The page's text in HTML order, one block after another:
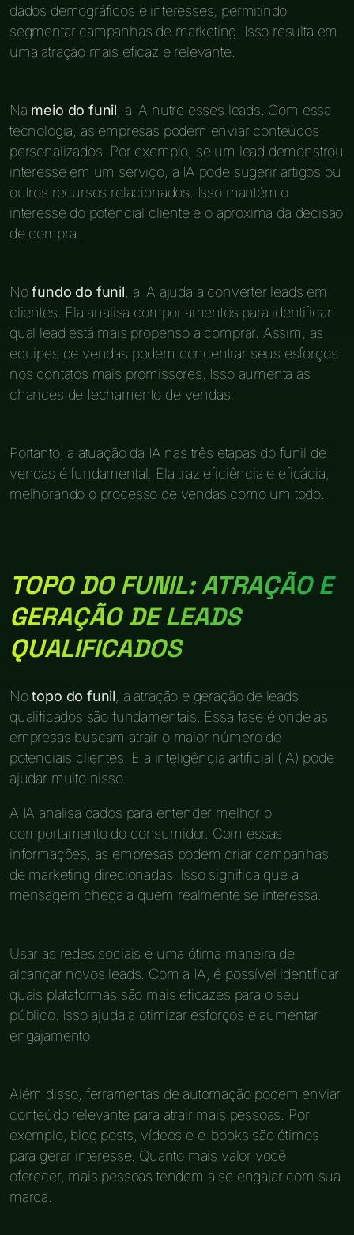
dados demográficos e interesses, permitindo
segmentar campanhas de marketing. Isso resulta em
uma atração mais eficaz e relevante.
Na meio do funil , a IA nutre esses leads. Com essa
tecnologia, as empresas podem enviar conteúdos
personalizados. Por exemplo, se um lead demonstrou
interesse em um serviço, a IA pode sugerir artigos ou
outros recursos relacionados. Isso mantém o
interesse do potencial cliente e o aproxima da decisão
de compra.
Nofundo do funil , a IA ajuda a converter leads em
clientes. Ela analisa comportamentos para identificar
qual lead está mais propenso a comprar. Assim, as
equipes de vendas podem concentrar seus esforços
nos contatos mais promissores. Isso aumenta as
chances de fechamento de vendas.
Portanto, a atuação da IA nas três etapas do funil de
vendas é fundamental. Ela traz eficiência e eficácia,
melhorando o processo de vendas como um todo.
TOPO DO FUNIL: ATRAÇÃO E
GERAÇÃO DE LEADS
QUALIFICADOS
Notopo do funil , a atração e geração de leads
qualificados são fundamentais. Essa fase é onde as
empresas buscam atrair o maior número de
potenciais clientes. E a inteligência artificial (IA) pode
ajudar muito nisso.
A IA analisa dados para entender melhor o
comportamento do consumidor. Com essas
informações, as empresas podem criar campanhas
de marketing direcionadas. Isso significa que a
mensagem chega a quem realmente se interessa.
Usar as redes sociais é uma ótima maneira de
alcançar novos leads. Com a IA, é possível identificar
quais plataformas são mais eficazes para o seu
público. Isso ajuda a otimizar esforços e aumentar
engajamento.
Além disso, ferramentas de automação podem enviar
conteúdo relevante para atrair mais pessoas. Por
exemplo, blog posts, vídeos e e-books são ótimos
para gerar interesse. Quanto mais valor você
oferecer, mais pessoas tendem a se engajar com sua
marca.